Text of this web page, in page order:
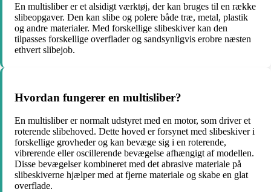
En multisliber er et alsidigt værktøj, der kan bruges til en række
slibeopgaver. Den kan slibe og polere både træ, metal, plastik
og andre materialer. Med forskellige slibeskiver kan den
tilpasses forskellige overflader og sandsynligvis erobre næsten
ethvert slibejob.
Hvordan fungerer en multisliber?
En multisliber er normalt udstyret med en motor, som driver et
roterende slibehoved. Dette hoved er forsynet med slibeskiver i
forskellige grovheder og kan bevæge sig i en roterende,
vibrerende eller oscillerende bevægelse afhængigt af modellen.
Disse bevægelser kombineret med det abrasive materiale på
slibeskiverne hjælper med at fjerne materiale og skabe en glat
overflade.